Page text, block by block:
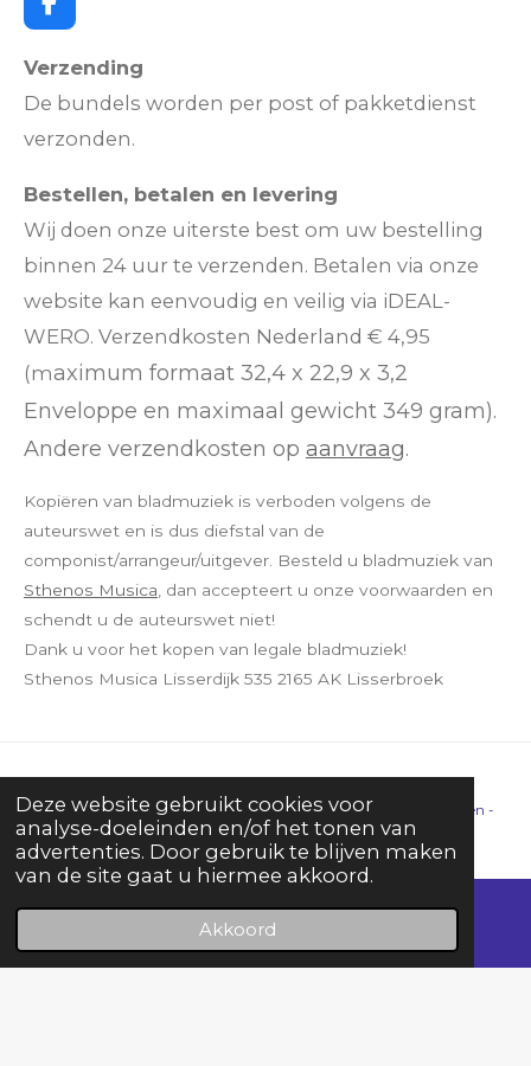
Deze website gebruikt cookies voor
analyse-doeleinden en/of het tonen van
advertenties. Door gebruik te blijven maken
van de site gaat u hiermee akkoord.
Akkoord
F
a
c
b
o
Verzending
De bundels worden per post of pakketdienst
verzonden.
Bestellen, betalen en levering
Wij doen onze uiterste best om uw bestelling
binnen 24 uur te verzenden. Betalen via onze
website kan eenvoudig en veilig via iDEAL-
WERO. Verzendkosten Nederland € 4,95
(maximum formaat 32,4 x 22,9 x 3,2
Enveloppe en maximaal gewicht 349 gram).
Andere verzendkosten op aanvraag.
Kopiëren van bladmuziek is verboden volgens de
auteurswet en is dus diefstal van de
componist/arrangeur/uitgever. Besteld u bladmuziek van
Sthenos Musica, dan accepteert u onze voorwaarden en
schendt u de auteurswet niet!
Dank u voor het kopen van legale bladmuziek!
Sthenos Musica Lisserdijk 535 2165 AK Lisserbroek
Copyright © 2026 - 2021 Sthenos Musica| Alle rechten voorbehouden -
All rights reserved | NL36KNAB0412481766 | BIC KNABNL2H | KvK
Amsterdam 84364548 | BTW nr NL003953855B22|
info@sthenosmusica.nl